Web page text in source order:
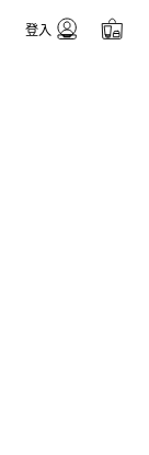
登入